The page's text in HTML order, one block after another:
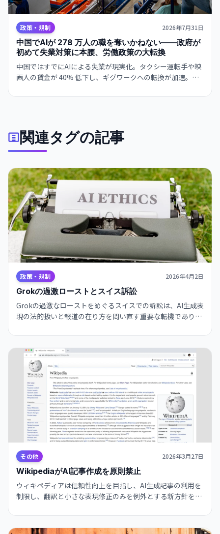
政策・規制 2026年7月31日
中国でAIが 278 万人の職を奪いかねない——政府が
初めて失業対策に本腰、労働政策の大転換
中国ではすでにAIによる失業が現実化。タクシー運転手や映
画人の賃金が 40% 低下し、ギグワークへの転換が加速。国
は雇用創出と AI 融合の同時実現にかじを切った。
関連タグの記事
政策・規制 2026年4月2日
Grokの過激ローストとスイス訴訟
Grokの過激なローストをめぐるスイスでの訴訟は、AI生成表
現の法的扱いと報道の在り方を問い直す重要な転機であり、
その他 2026年3月27日
WikipediaがAI記事作成を原則禁止
ウィキペディアは信頼性向上を目指し、AI生成記事の利用を
制限し、翻訳と小さな表現修正のみを例外とする新方針を打